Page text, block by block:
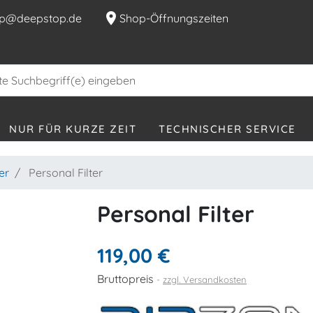
location_on Shop-Öffnungszeiten
NUR FÜR KURZE ZEIT TECHNISCHER SERVICE
Personal Filter
Personal Filter
119,00 €
Bruttopreis zzgl. Versandkosten